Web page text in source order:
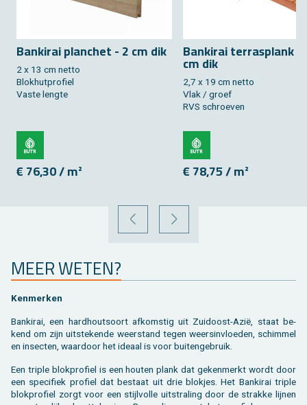
Ban­ki­rai plan­chet - 2 cm dik
2 x 13 cm netto
Blok­hut­pro­fiel
Vaste leng­te
€ 76,30 / m²
Ban­ki­rai ter­ras­plank -
cm dik
2,7 x 19 cm netto
Vlak / groef
RVS schroe­ven
€ 78,75 / m²
VORIGE VOLGENDE
MEER WETEN?
Ken­mer­ken
Ban­ki­rai, een hard­hout­soort af­kom­stig uit Zuid­oost-Azië, staat be­
kend om zijn uit­ste­ken­de weer­stand tegen weers­in­vloe­den, schim­mel
en in­sec­ten, waar­door het ide­aal is voor bui­ten­ge­bruik.
Een tri­ple blok­pro­fiel is een hou­ten plank dat ge­ken­merkt wordt door
een spe­ci­fiek pro­fiel dat be­staat uit drie blok­jes. Het Ban­ki­rai tri­ple
blok­pro­fiel zorgt voor een stijl­vol­le uit­stra­ling door de strak­ke lij­nen